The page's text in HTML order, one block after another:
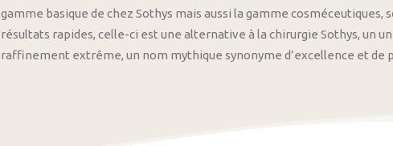
gamme basique de chez Sothys mais aussi la gamme
résultats rapides, celle-ci est une alternative à la chirurgie Sothys, un
raffinement extrême, un nom mythique synonyme d’excellence et de